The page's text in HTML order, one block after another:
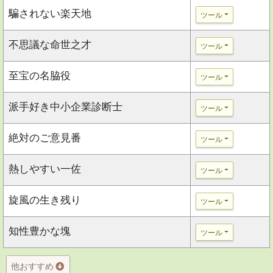
騙されない楽天地 ツール
不思議な命世之才 ツール
至宝の名脇役 ツール
派手好き中小企業診断士 ツール
絶対のご意見番 ツール
熱しやすい一佐 ツール
旋風の生き残り ツール
知性豊かな塊 ツール
他おすすめ